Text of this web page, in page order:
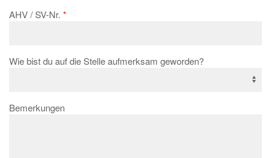
AHV / SV-Nr.
Wie bist du auf die Stelle aufmerksam geworden?
Bemerkungen